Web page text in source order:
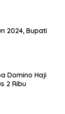
2024, Bupati
Domino Haji
2 Ribu